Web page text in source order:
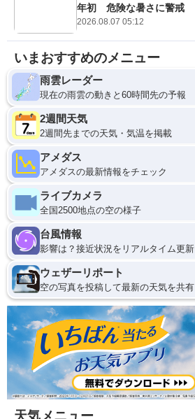
年初 危険な暑さに警戒
2026.08.07 05:12
いまおすすめのメニュー
雨雲レーダー
現在の雨雲の動きと60時間先の予報
2週間天気
2週間先までの天気・気温を掲載
アメダス
アメダスの最新情報をチェック
ライブカメラ
全国2500地点の空の様子
台風情報
影響は？接近状況をリアルタイム更新
ウェザーリポート
空の写真を投稿して最新の天気を共有
天気メニュー